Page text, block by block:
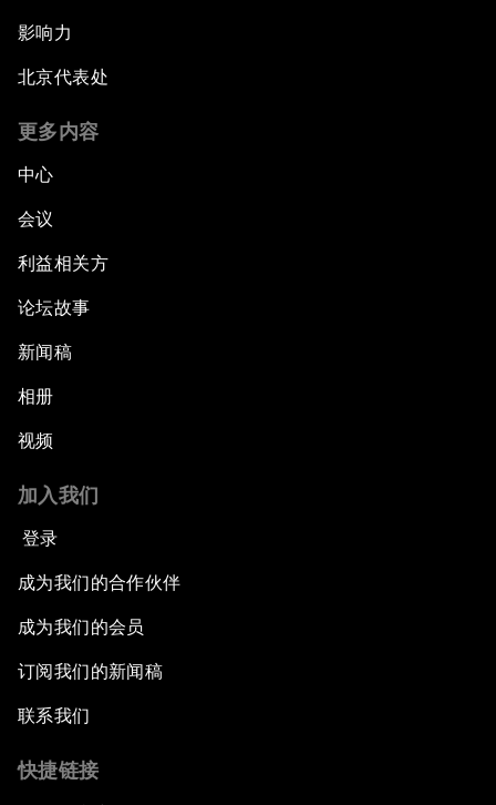
影响力
北京代表处
更多内容
中心
会议
利益相关方
论坛故事
新闻稿
相册
视频
加入我们
登录
成为我们的合作伙伴
成为我们的会员
订阅我们的新闻稿
联系我们
快捷链接